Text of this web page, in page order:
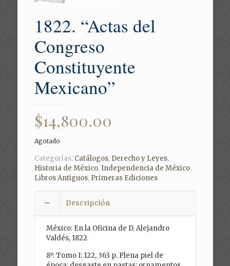
1822. “Actas del
Congreso
Constituyente
Mexicano”
$14,800.00
Agotado
Categorías: Catálogos, Derecho y Leyes,
Historia de México,Independencia de México,
Libros Antiguos, Primeras Ediciones
Descripción
México: En la Oficina de D. Alejandro
Valdés, 1822
8º. Tomo I: 122, 363 p. Plena piel de